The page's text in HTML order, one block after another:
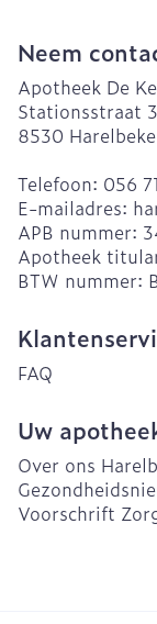
Neem
Apotheek De
Stationsstraat
8530 Harelbeke
Telefoon: 056
E-mailadres:
APB nummer:
Apotheek
BTW nummer:
FAQ
Uw
Over ons
Voorschrift